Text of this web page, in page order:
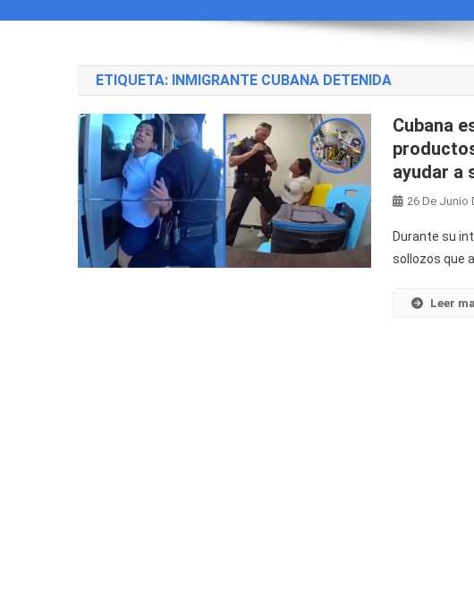
ETIQUETA: INMIGRANTE CUBANA DETENIDA
Cubana
ayudar a
26 De Junio
Durante su
sollozos que
Leer